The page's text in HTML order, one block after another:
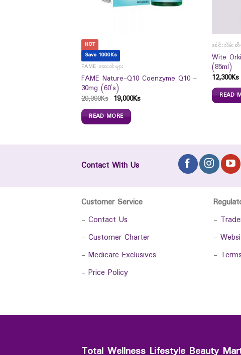
HOT
Save 1000Ks
FAME ဆေးဝါးများ
FAME Nature-Q10 Coenzyme Q10 –
30mg (60`s)
20,000Ks 19,000Ks
READ MORE
ခေါင်းလိမ်းဆီ
Wite
(85ml)
12,300Ks
READ
Contact With Us
Customer Service
- Contact Us
- Customer Charter
- Medicare Exclusives
- Price Policy
-
-
-
Total Wellness Lifestyle Beauty